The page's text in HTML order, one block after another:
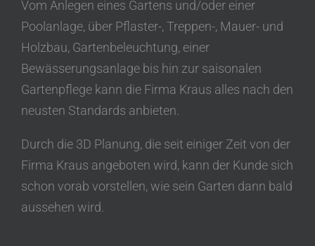
Vom Anlegen eines Gartens und/oder einer
Poolanlage, über Pflaster-, Treppen-, Mauer- und
Holzbau, Gartenbeleuchtung, einer
Bewässerungsanlage bis hin zur saisonalen
Gartenpflege kann die Firma Kraus alles nach den
neusten Standards anbieten.
Durch die 3D Planung, die seit einiger Zeit von der
Firma Kraus angeboten wird, kann der Kunde sich
schon vorab vorstellen, wie sein Garten dann bald
aussehen wird.